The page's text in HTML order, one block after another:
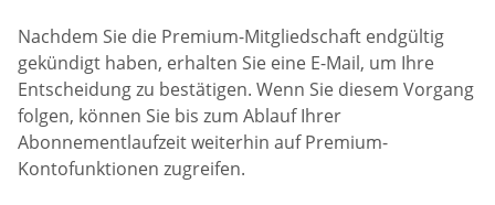
Nachdem Sie die Premium-Mitgliedschaft endgültig
gekündigt haben, erhalten Sie eine E-Mail, um Ihre
Entscheidung zu bestätigen. Wenn Sie diesem Vorgang
folgen, können Sie bis zum Ablauf Ihrer
Abonnementlaufzeit weiterhin auf Premium-
Kontofunktionen zugreifen.